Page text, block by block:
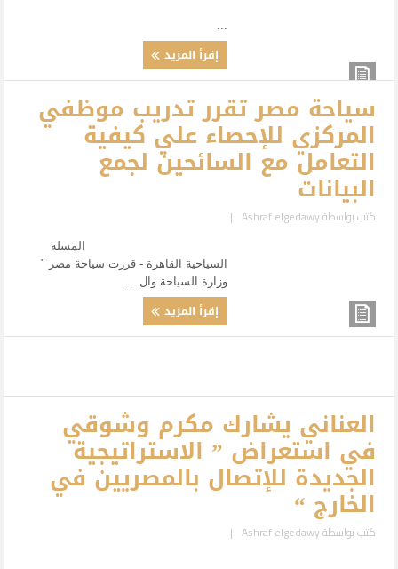
إقرأ المزيد
سياحة مصر تقرر تدريب موظفي
المركزي للإحصاء علي كيفية
التعامل مع السائحين لجمع
البيانات
كتب بواسطةAshraf elgedawy
|
المسلة
السياحية القاهرة - قررت سياحة مصر "
وزارة السياحة وال ...
إقرأ المزيد
العناني يشارك مكرم وشوقي
في استعراض ” الاستراتيجية
الجديدة للإتصال بالمصريين في
الخارج “
كتب بواسطةAshraf elgedawy
|